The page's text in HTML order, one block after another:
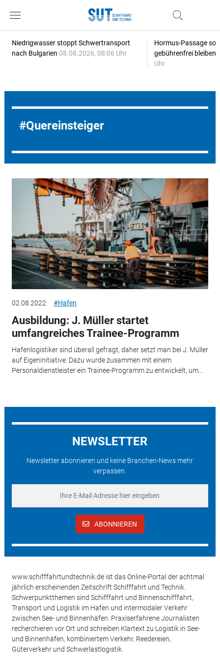
Niedrigwasser stoppt Schwertransport
nach Bulgarien 08.08.2026, 08:06 Uhr
Hormus-Passage
gebührenfrei bleiben
Uhr
Quereinsteiger
02.08.2022 #Hafen
Ausbildung: J. Müller startet
umfangreiches Trainee-Programm
Hafenlogistiker sind überall gefragt, daher setzt man bei J. Müller
auf Eigeninitiative. Dazu wurde zusammen mit einem
Personaldienstleister ein Trainee-Programm zu entwickelt, um...
NEWSLETTER
Newsletter abonnieren und keine Branchen-News mehr
verpassen.
ABONNIEREN
www.schifffahrtundtechnik.de ist das Online-Portal der achtmal
jährlich erscheinenden Zeitschrift Schifffahrt und Technik.
Schwerpunktthemen sind Schifffahrt und Binnenschifffahrt,
Transport und Logistik im Hafen und intermodaler Verkehr
zwischen See- und Binnenhäfen. Praxiserfahrene Journalisten
recherchieren vor Ort und schreiben Klartext zu Logistik in See-
und Binnenhäfen, kombiniertem Verkehr, Reedereien,
Güterverkehr und Schwerlastlogistik.